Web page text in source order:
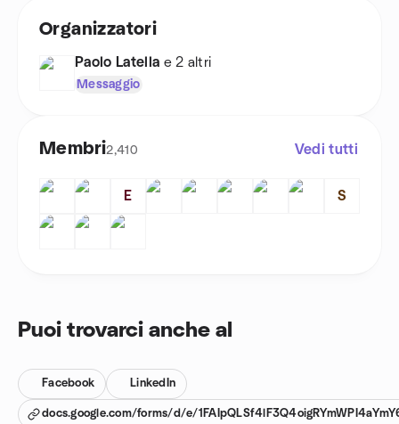
Organizzatori
Paolo Latella e 2 altri
Messaggio
Membri2,410 Vedi tutti
E S
Puoi trovarci anche al
Facebook LinkedIn
docs.google.com/forms/d/e/